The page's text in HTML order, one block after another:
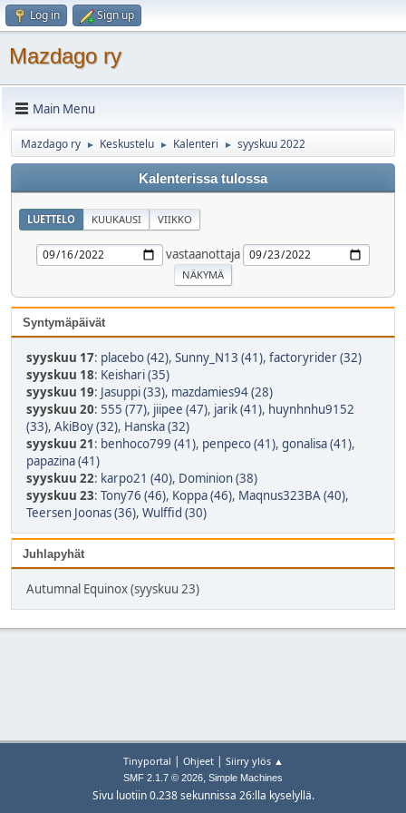
Log in Sign up
Mazdago ry
Main Menu
Mazdago ry ► Keskustelu ► Kalenteri ► syyskuu 2022
Kalenterissa tulossa
LUETTELO KUUKAUSI VIIKKO
vastaanottaja
Syntymäpäivät
syyskuu 17: placebo (42), Sunny_N13 (41), factoryrider (32)
syyskuu 18: Keishari (35)
syyskuu 19: Jasuppi (33), mazdamies94 (28)
syyskuu 20: 555 (77), jiipee (47), jarik (41), huynhnhu9152
(33), AkiBoy (32), Hanska (32)
syyskuu 21: benhoco799 (41), penpeco (41), gonalisa (41),
papazina (41)
syyskuu 22: karpo21 (40), Dominion (38)
syyskuu 23: Tony76 (46), Koppa (46), Maqnus323BA (40),
Teersen Joonas (36), Wulffid (30)
Juhlapyhät
Autumnal Equinox (syyskuu 23)
Tinyportal | Ohjeet| Siirry ylös ▲
SMF 2.1.7 © 2026, Simple Machines
Sivu luotiin 0.238 sekunnissa 26:lla kyselyllä.